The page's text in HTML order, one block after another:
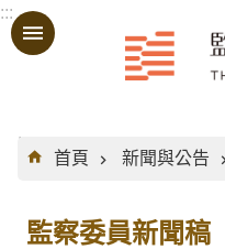
跳到主要內容區塊
:::
:::
首頁
新聞與公告
監察委員新聞稿